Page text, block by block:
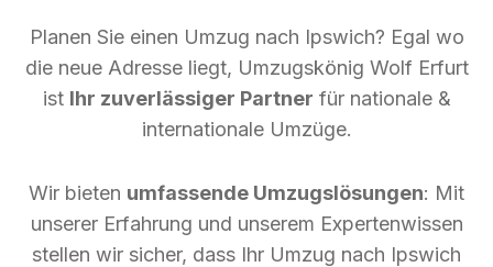
Planen Sie einen Umzug nach Ipswich? Egal wo
die neue Adresse liegt, Umzugskönig Wolf Erfurt
ist Ihr zuverlässiger Partner für nationale &
internationale Umzüge.
Wir bieten umfassende Umzugslösungen: Mit
unserer Erfahrung und unserem Expertenwissen
stellen wir sicher, dass Ihr Umzug nach Ipswich